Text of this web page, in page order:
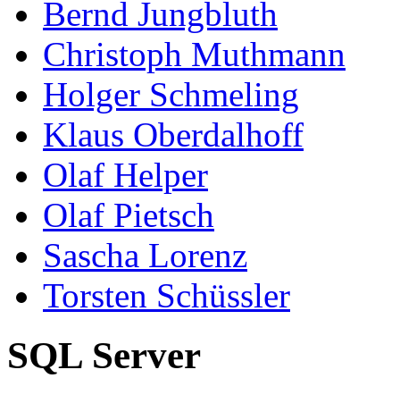
Bernd Jungbluth
Christoph Muthmann
Holger Schmeling
Klaus Oberdalhoff
Olaf Helper
Olaf Pietsch
Sascha Lorenz
Torsten Schüssler
SQL Server